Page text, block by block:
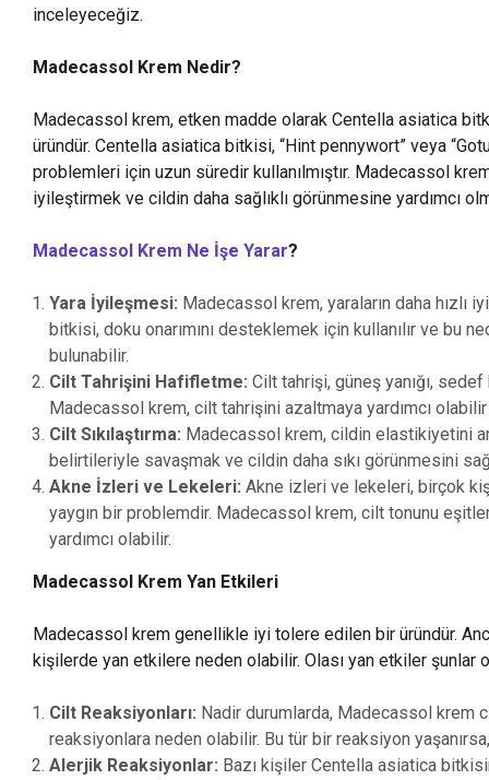
inceleyeceğiz.
Madecassol Krem Nedir?
Madecassol krem, etken madde olarak Centella asiatica
üründür. Centella asiatica bitkisi, “Hint pennywort” veya
problemleri için uzun süredir kullanılmıştır. Madecassol
iyileştirmek ve cildin daha sağlıklı görünmesine yardımcı
Madecassol Krem Ne İşe Yarar?
Yara İyileşmesi: Madecassol krem, yaraların daha hızlı
bitkisi, doku onarımını desteklemek için kullanılır ve bu
bulunabilir.
Cilt Tahrişini Hafifletme: Cilt tahrişi, güneş yanığı,
Madecassol krem, cilt tahrişini azaltmaya yardımcı olabilir
Cilt Sıkılaştırma: Madecassol krem, cildin elastikiyetini
belirtileriyle savaşmak ve cildin daha sıkı görünmesini
Akne İzleri ve Lekeleri: Akne izleri ve lekeleri, birçok
yaygın bir problemdir. Madecassol krem, cilt tonunu
yardımcı olabilir.
Madecassol Krem Yan Etkileri
Madecassol krem genellikle iyi tolere edilen bir üründür.
kişilerde yan etkilere neden olabilir. Olası yan etkiler şunlar
Cilt Reaksiyonları: Nadir durumlarda, Madecassol krem
reaksiyonlara neden olabilir. Bu tür bir reaksiyon
Alerjik Reaksiyonlar: Bazı kişiler Centella asiatica